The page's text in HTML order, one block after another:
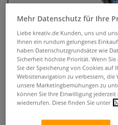
EASY FIX ASF 4
für den
Mehr Datenschutz für Ihre
Liebe kreativ.de Kunden, uns und
Ihnen ein rundum gelungenes
haben Datenschutzgrundsätze wie
Sicherheit höchste Priorität. Wenn
Sie der Speicherung von Cookies auf
Websitenavigation zu verbessern,
unsere Marketingbemühungen zu
können Sie Ihre Einwilligung
wiederrufen. Diese finden Sie unter